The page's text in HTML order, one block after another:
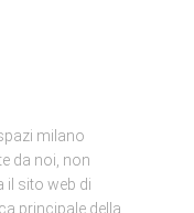
milano
da noi, non
sito web di
principale della